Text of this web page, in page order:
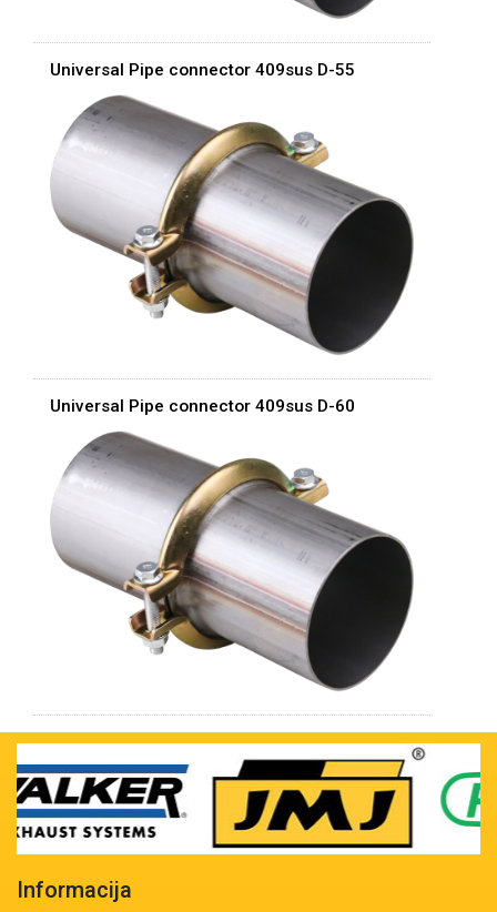
Universal Pipe connector 409sus D-55
Universal Pipe connector 409sus D-60
Informacija